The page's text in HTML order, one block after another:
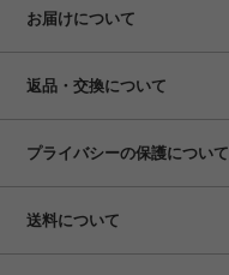
お届けについて
返品・交換について
プライバシーの保護について
送料について